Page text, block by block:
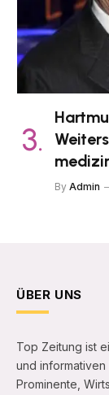
By Admin
ÜBER UNS
Top Zeitung ist
und
Prominente,